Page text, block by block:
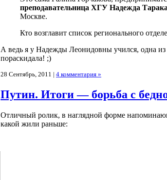
преподавательница ХГУ Надежда
Москве.
Кто возглавит список регионального
А ведь я у Надежды Леонидовны учился, одна
пораскидала! ;)
28 Сентябрь, 2011 | 4 комментария »
Путин. Итоги — борьба с
Отличный ролик, в наглядной форме
какой жили раньше: